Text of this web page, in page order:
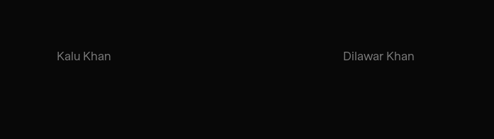
Kalu Khan
Dilawar Khan